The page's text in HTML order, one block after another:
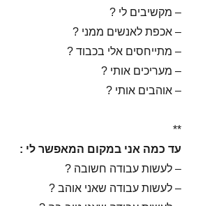
– מקשיבים לי ?
– אכפת לאנשים ממני ?
– מתייחסים אלי בכבוד ?
– מעריכים אותי ?
– אוהבים אותי ?
**
עד כמה אני במקום המאפשר לי :
– לעשות עבודה חשובה ?
– לעשות עבודה שאני אוהב ?